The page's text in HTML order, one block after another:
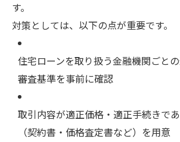
す。
対策としては、以下の点が重要です。
住宅ローンを取り扱う金融機関ごと
審査基準を事前に確認
取引内容が適正価格・適正手続きで
（契約書・価格査定書など）を用意